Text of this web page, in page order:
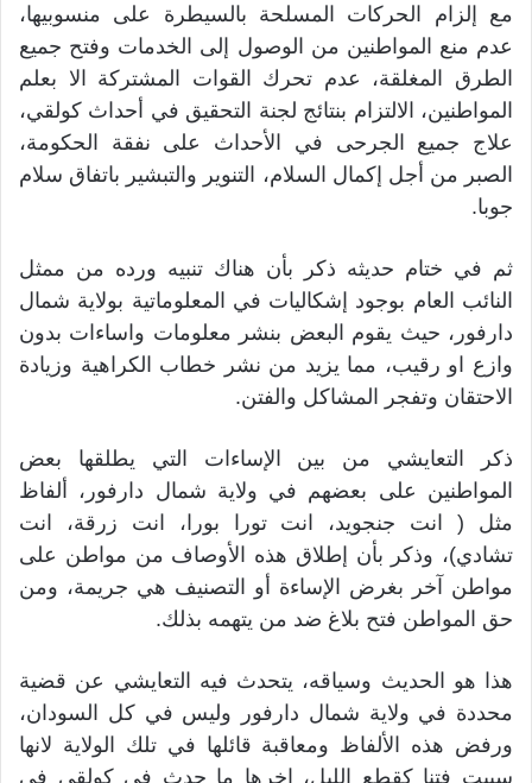
مع إلزام الحركات المسلحة بالسيطرة على منسوبيها،
عدم منع المواطنين من الوصول إلى الخدمات وفتح جميع
الطرق المغلقة، عدم تحرك القوات المشتركة الا بعلم
المواطنين، الالتزام بنتائج لجنة التحقيق في أحداث كولقي،
علاج جميع الجرحى في الأحداث على نفقة الحكومة،
الصبر من أجل إكمال السلام، التنوير والتبشير باتفاق سلام
جوبا.
ثم في ختام حديثه ذكر بأن هناك تنبيه ورده من ممثل
النائب العام بوجود إشكاليات في المعلوماتية بولاية شمال
دارفور، حيث يقوم البعض بنشر معلومات واساءات بدون
وازع او رقيب، مما يزيد من نشر خطاب الكراهية وزيادة
الاحتقان وتفجر المشاكل والفتن.
ذكر التعايشي من بين الإساءات التي يطلقها بعض
المواطنين على بعضهم في ولاية شمال دارفور، ألفاظ
مثل ( انت جنجويد، انت تورا بورا، انت زرقة، انت
تشادي)، وذكر بأن إطلاق هذه الأوصاف من مواطن على
مواطن آخر بغرض الإساءة أو التصنيف هي جريمة، ومن
حق المواطن فتح بلاغ ضد من يتهمه بذلك.
هذا هو الحديث وسياقه، يتحدث فيه التعايشي عن قضية
محددة في ولاية شمال دارفور وليس في كل السودان،
ورفض هذه الألفاظ ومعاقبة قائلها في تلك الولاية لانها
سببت فتنا كقطع الليل، اخرها ما حدث في كولقي في